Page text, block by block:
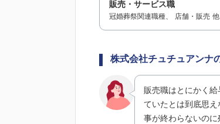
販売・サービス職
冠婚葬祭関連職種 店舗・販売 他
株式会社チュチュアンナ
販売職はとにかく
ていたとは到底思
事が終わらないの